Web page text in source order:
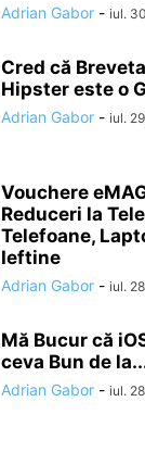
Adrian Gabor - iul.
Cred că
Hipster este o
Adrian Gabor - iul.
Vouchere
Reduceri la
Telefoane,
Ieftine
Adrian Gabor - iul.
Mă Bucur că
ceva Bun de
Adrian Gabor - iul.